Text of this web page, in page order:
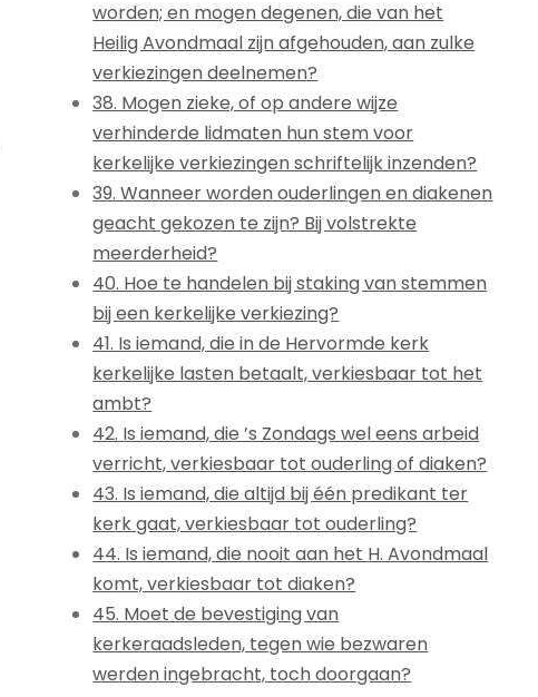
worden; en mogen degenen, die van het
Heilig Avondmaal zijn afgehouden, aan zulke
verkiezingen deelnemen?
38. Mogen zieke, of op andere wijze
verhinderde lidmaten hun stem voor
kerkelijke verkiezingen schriftelijk inzenden?
39. Wanneer worden ouderlingen en diakenen
geacht gekozen te zijn? Bij volstrekte
meerderheid?
40. Hoe te handelen bij staking van stemmen
bij een kerkelijke verkiezing?
41. Is iemand, die in de Hervormde kerk
kerkelijke lasten betaalt, verkiesbaar tot het
ambt?
42. Is iemand, die ’s Zondags wel eens arbeid
verricht, verkiesbaar tot ouderling of diaken?
43. Is iemand, die altijd bij één predikant ter
kerk gaat, verkiesbaar tot ouderling?
44. Is iemand, die nooit aan het H. Avondmaal
komt, verkiesbaar tot diaken?
45. Moet de bevestiging van
kerkeraadsleden, tegen wie bezwaren
werden ingebracht, toch doorgaan?